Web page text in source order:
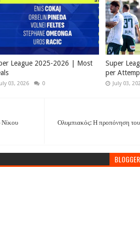
League 2025-2026 | Most
03, 2026 0
Super
per
July 03,
Ολυμπιακός: Η προπόνηση
Νίκου
BLOGGER